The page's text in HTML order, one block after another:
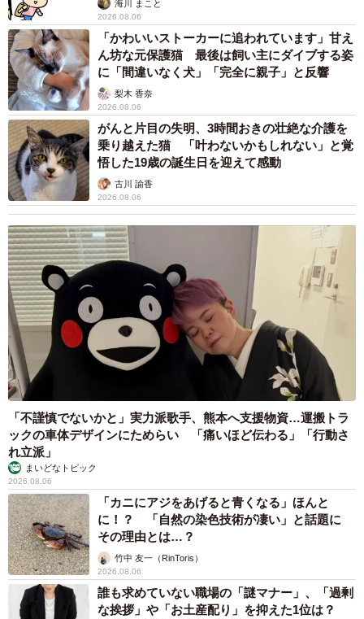
4/7
中学受験に対応したオンライン授業サービスなどを利用することで、費
用を抑えることも可能（イメージ画像）
少しでも塾費用を抑えるポイントとは？
やはり、中学受験にかかる塾の費用は決して安くはありま
せん。6年の費用をマックスに3年間で数百万円ほどかかる
ことを知らないまま受験を目指すのは非常に危険なことで
す。そこで最後に、少しでも塾費用を抑えるポイントを鈴
木さんに教えていただきました。
「まず優秀なお子さんであれば、成績優秀者などを対象に
した特待生制度を狙ってみるのもおすすめします。各塾に
よって基準は違いますが、その都度行われるテストで上位
に入るなど特待生に選ばれれば入塾金や授業料一部免除な
どの費用免除を受けることができます。このほか、塾が実
施している1カ月授業料無料キャンペーンや、塾選びをする
際に入塾祝い金を受け取れる『入塾お祝い制度』があるサ
イトを利用するなど入塾時だけでも費用を軽減する方法も
あります。
また、お子さんの勉強管理ができるご家庭であれば、中学
受験に対応したオンライン授業サービスや通信講座などを
利用するのもおすすめです。通塾するよりは費用を抑える
ことができます」。
海川 まこと
2026.08.06
「かわいいストーカーに追われています」甘え
ん坊な元保護猫 最後は飼い主にダイブする姿
に「間違いなく犬」「完全に親子」と反響
梨木 香奈
2026.08.06
がんと片目の失明、3時間おきの壮絶な介護を
乗り越えた猫 「叶わないかもしれない」と覚
悟した19歳の誕生日を迎えて感動
古川 諭香
2026.08.06
「不謹慎でないかと」実力派歌手、熊本へ支援物資…運搬トラ
ックの車体デザインにためらい 「痛いほど伝わる」「行動さ
れ立派」
まいどなトピック
2026.08.06
「カニにアジをあげると青くなる」ほんと
に！？ 「自然の染色技術が凄い」と話題に
その理由とは…？
竹中 友一（RinToris）
2026.08.06
誰も求めていない職場の「謎マナー」、「過剰
な挨拶」や「お土産配り」を抑えた1位は？